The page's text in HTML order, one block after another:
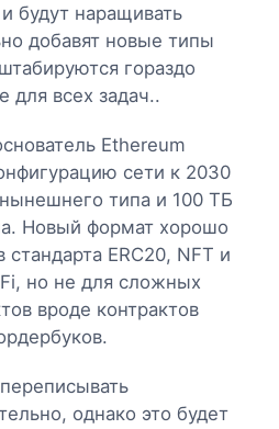
будут наращивать
добавят новые типы
гораздо
для всех задач..
Ethereum
сети к 2030
типа и 100 ТБ
Новый формат хорошо
ERC20, NFT и
но не для сложных
вроде контрактов
однако это будет